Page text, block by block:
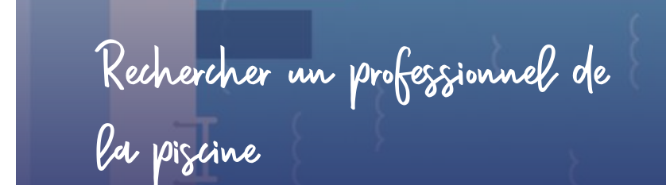
Rechercher un professionnel de
la piscine